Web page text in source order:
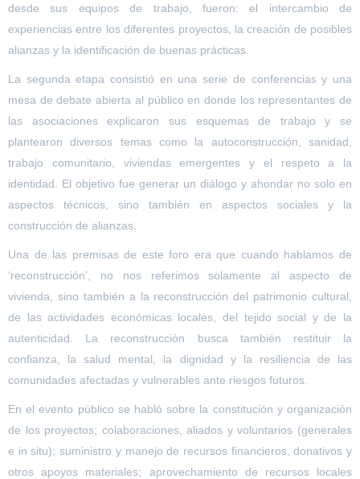
desde sus equipos de trabajo, fueron: el intercambio de
experiencias entre los diferentes proyectos, la creación de posibles
alianzas y la identificación de buenas prácticas.
La segunda etapa consistió en una serie de conferencias y una
mesa de debate abierta al público en donde los representantes de
las asociaciones explicaron sus esquemas de trabajo y se
plantearon diversos temas como la autoconstrucción, sanidad,
trabajo comunitario, viviendas emergentes y el respeto a la
identidad. El objetivo fue generar un diálogo y ahondar no solo en
aspectos técnicos, sino también en aspectos sociales y la
construcción de alianzas.
Una de las premisas de este foro era que cuando hablamos de
‘reconstrucción’, no nos referimos solamente al aspecto de
vivienda, sino también a la reconstrucción del patrimonio cultural,
de las actividades económicas locales, del tejido social y de la
autenticidad. La reconstrucción busca también restituir la
confianza, la salud mental, la dignidad y la resiliencia de las
comunidades afectadas y vulnerables ante riesgos futuros.
En el evento público se habló sobre la constitución y organización
de los proyectos; colaboraciones, aliados y voluntarios (generales
e in situ); suministro y manejo de recursos financieros, donativos y
otros apoyos materiales; aprovechamiento de recursos locales